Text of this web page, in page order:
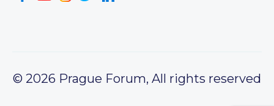
© 2026 Prague Forum, All rights reserved